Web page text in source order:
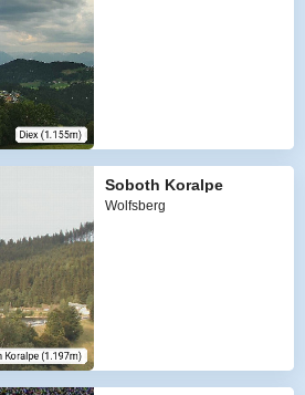
Soboth Koralpe
Wolfsberg